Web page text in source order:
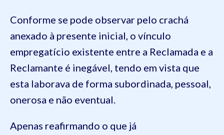
Conforme se pode observar pelo crachá
anexado à presente inicial, o vínculo
empregatício existente entre a Reclamada e a
Reclamante é inegável, tendo em vista que
esta laborava de forma subordinada, pessoal,
onerosa e não eventual.
Apenas reafirmando o que já